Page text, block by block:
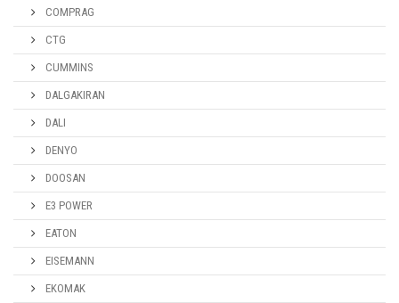
COMPRAG
CTG
CUMMINS
DALGAKIRAN
DALI
DENYO
DOOSAN
E3 POWER
EATON
EISEMANN
EKOMAK